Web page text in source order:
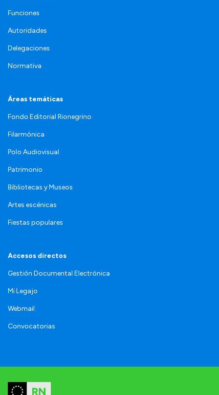
Funciones
Autoridades
Delegaciones
Normativa
Áreas temáticas
Fondo Editorial Rionegrino
Filarmónica
Polo Audiovisual
Patrimonio
Bibliotecas y Museos
Artes escénicas
Fiestas populares
Accesos directos
Gestión Documental Electrónica
Mi Legajo
Webmail
Convocatorias